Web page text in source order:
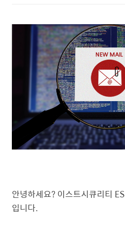
안녕하세요? 이스트시큐리티
입니다.